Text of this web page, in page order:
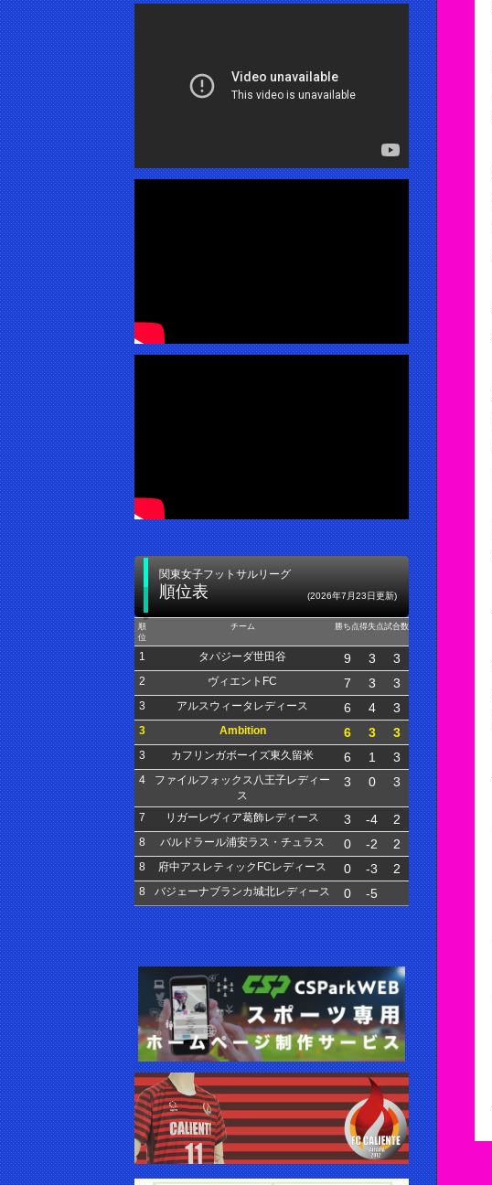
関東女子フットサルリーグ
順位表 (2026年7月23日更新)
順
位
チーム 勝ち点得失点試合数
1 タパジーダ世田谷 9 3 3
2 ヴィエントFC 7 3 3
3 アルスウィータレディース 6 4 3
3 Ambition 6 3 3
3 カフリンガボーイズ東久留米 6 1 3
4
ファイルフォックス八王子レディー
ス
3 0 3
7 リガーレヴィア葛飾レディース 3 -4 2
8 バルドラール浦安ラス・チュラス 0 -2 2
8 府中アスレティックFCレディース 0 -3 2
8 バジェーナブランカ城北レディース 0 -5